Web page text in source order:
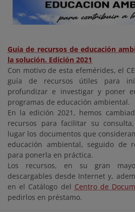
Guía de recursos de educación
la solución. Edición 2021
Con motivo de esta efemérides, el
guía de recursos útiles para
profundizar e investigar y poner
programas de educación ambiental.
En la edición 2021, hemos
recursos para facilitar su
lugar los documentos que
educación ambiental, seguido de
para ponerla en práctica.
Los recursos, en su gran
descargables desde Internet y,
en el Catálogo del Centro de
pedirlos en préstamo.